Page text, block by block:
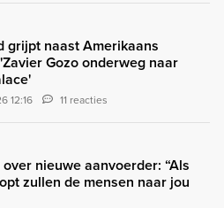
grijpt naast Amerikaans
Gozo onderweg naar
12:16 11 reacties
nieuwe aanvoerder: “Als
zullen de mensen naar jou